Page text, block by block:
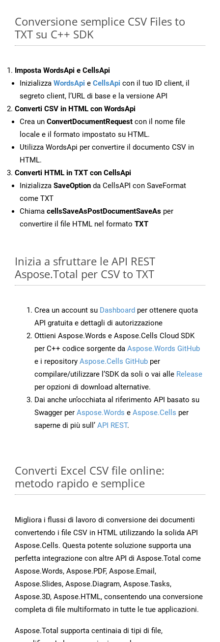
Conversione semplice CSV Files to
TXT su C++ SDK
Imposta WordsApi e CellsApi
Inizializza WordsApi e CellsApi con il tuo ID client, il
segreto client, l’URL di base e la versione API
Converti CSV in HTML con WordsApi
Crea un ConvertDocumentRequest con il nome file
locale e il formato impostato su HTML.
Utilizza WordsApi per convertire il documento CSV in
HTML.
Converti HTML in TXT con CellsApi
Inizializza SaveOption da CellsAPI con SaveFormat
come TXT
Chiama cellsSaveAsPostDocumentSaveAs per
convertire il file HTML nel formato TXT
Inizia a sfruttare le API REST
Aspose.Total per CSV to TXT
Crea un account su Dashboard per ottenere quota
API gratuita e dettagli di autorizzazione
Ottieni Aspose.Words e Aspose.Cells Cloud SDK
per C++ codice sorgente da Aspose.Words GitHub
e i repository Aspose.Cells GitHub per
compilare/utilizzare l’SDK da soli o vai alle Release
per opzioni di download alternative.
Dai anche un’occhiata al riferimento API basato su
Swagger per Aspose.Words e Aspose.Cells per
saperne di più sull’ API REST.
Converti Excel CSV file online:
metodo rapido e semplice
Migliora i flussi di lavoro di conversione dei documenti
convertendo i file CSV in HTML utilizzando la solida API
Aspose.Cells. Questa potente soluzione supporta una
perfetta integrazione con altre API di Aspose.Total come
Aspose.Words, Aspose.PDF, Aspose.Email,
Aspose.Slides, Aspose.Diagram, Aspose.Tasks,
Aspose.3D, Aspose.HTML, consentendo una conversione
completa di file multiformato in tutte le tue applicazioni.
Aspose.Total supporta centinaia di tipi di file,